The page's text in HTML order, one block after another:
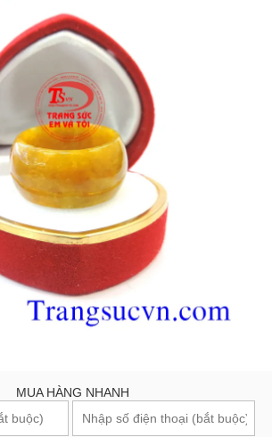
MUA HÀNG NHANH